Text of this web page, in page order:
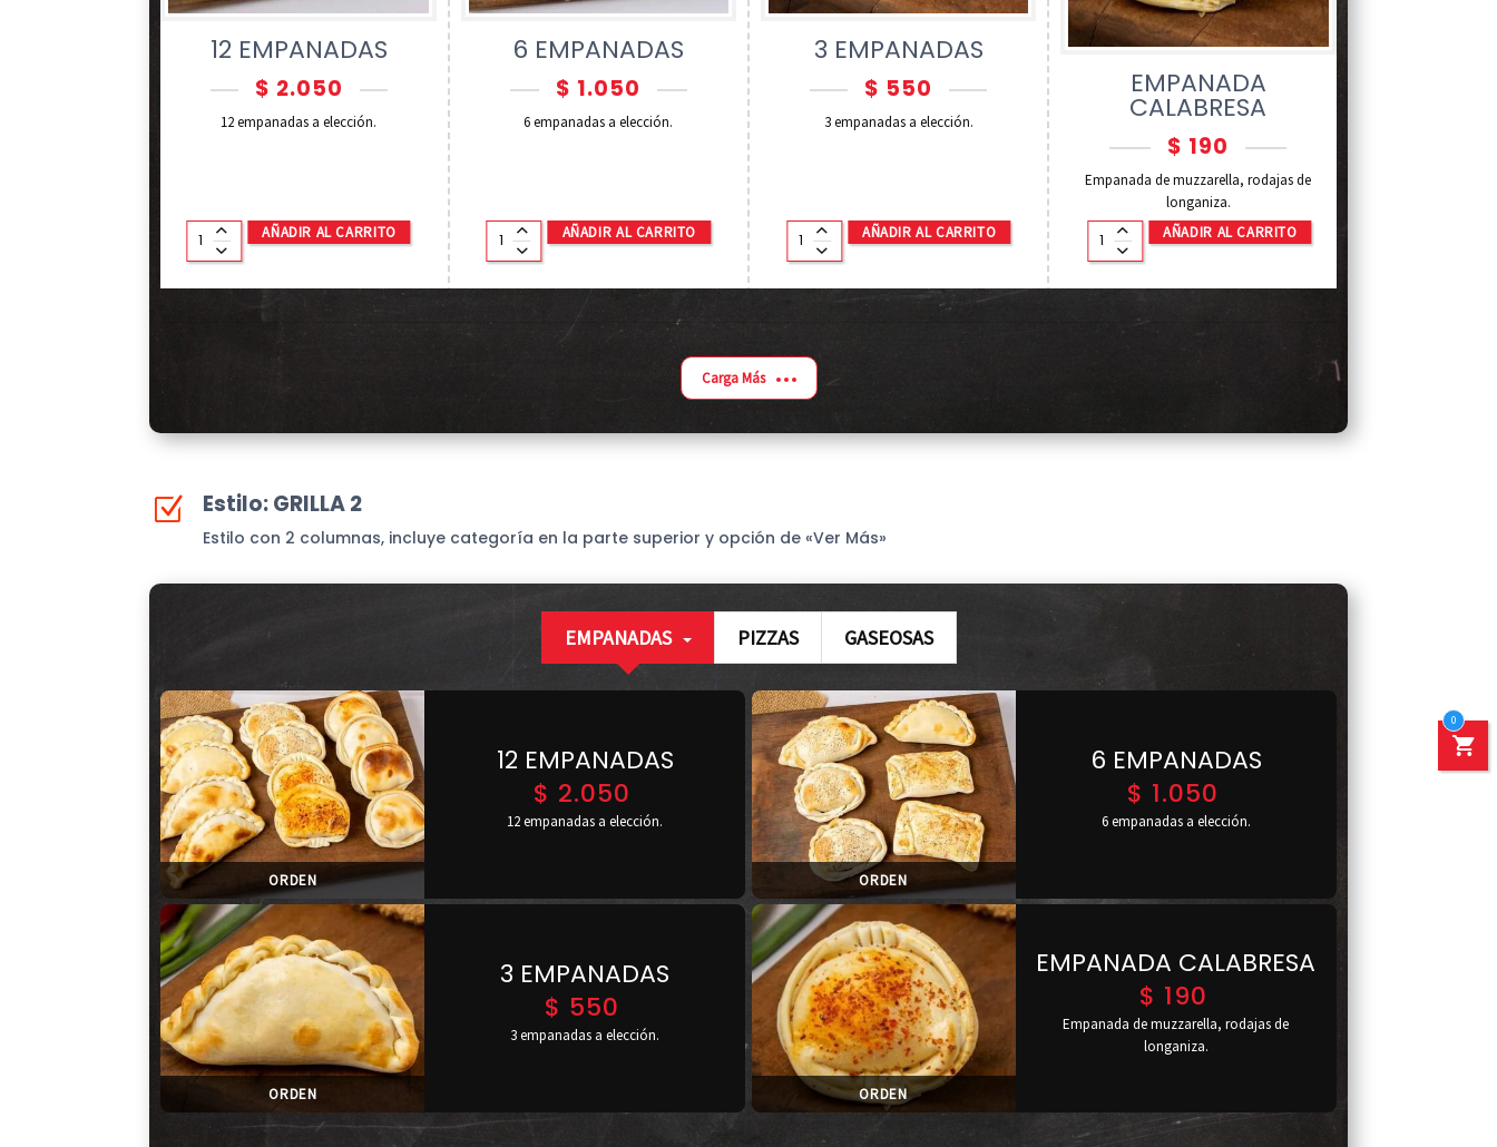
12 EMPANADAS
$ 2.050
12 empanadas a elección.
AÑADIR AL CARRITO
6 EMPANADAS
$ 1.050
6 empanadas a elección.
AÑADIR AL CARRITO
3 EMPANADAS
$ 550
3 empanadas a elección.
AÑADIR AL CARRITO
EMPANADA
CALABRESA
$ 190
Empanada de muzzarella, rodajas de
longaniza.
AÑADIR AL CARRITO
Carga Más
Z Estilo: GRILLA 2
Estilo con 2 columnas, incluye categoría en la parte superior y opción de «Ver Más»
EMPANADAS PIZZAS GASEOSAS
ORDEN
12 EMPANADAS
$ 2.050
12 empanadas a elección.
ORDEN
6 EMPANADAS
$ 1.050
6 empanadas a elección.
ORDEN
3 EMPANADAS
$ 550
3 empanadas a elección.
ORDEN
EMPANADA CALABRESA
$ 190
Empanada de muzzarella, rodajas de
longaniza.
0